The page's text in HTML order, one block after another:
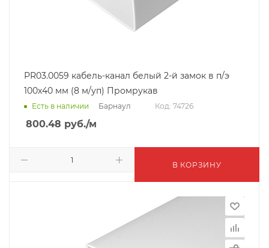
PR03.0059 кабель-канал белый 2-й замок в п/э
100х40 мм (8 м/уп) Промрукав
Есть в наличии Барнаул Код: 74726
800.48 руб./м
В КОРЗИНУ